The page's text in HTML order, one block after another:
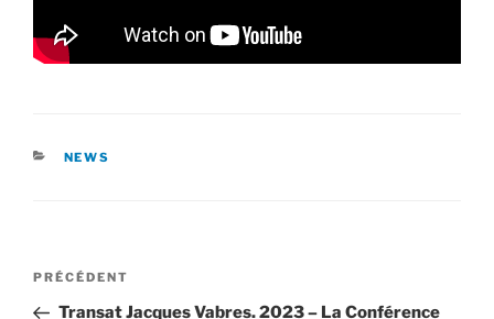
CATÉGORIES
NEWS
Navigation
Article
précédent
PRÉCÉDENT
Transat Jacques Vabres. 2023 – La Conférence